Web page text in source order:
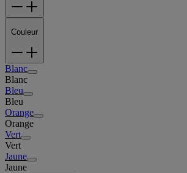
Couleur
Blanc
Blanc
Bleu
Bleu
Orange
Orange
Vert
Vert
Jaune
Jaune